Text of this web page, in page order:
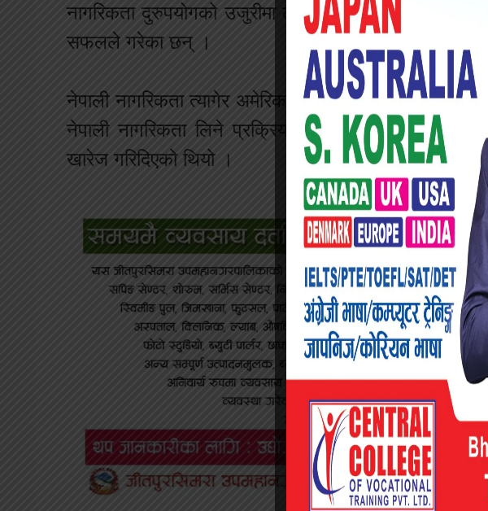
नागरिकता दुरुपयोगको उजुरीमा लामिछानेलाई गैरकानुनी रुपमा
सफलले गरेका छन् ।
नेपाली नागरिकता त्यागेर अमेरिकाको नागरिकता लिएको र
नेपाली नागरिकता लिने प्रक्रिया पूरा नगरेको ठहर गर्दै
खारेज गरिदिएको थियो ।